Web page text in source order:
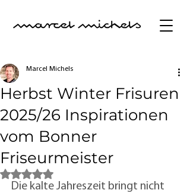
Herbst Winter Frisuren
2025/26 Inspirationen
vom Bonner
Friseurmeister
Marcel Michels
Mit NaN von 5 Sternen bewertet.
Die kalte Jahreszeit bringt nicht